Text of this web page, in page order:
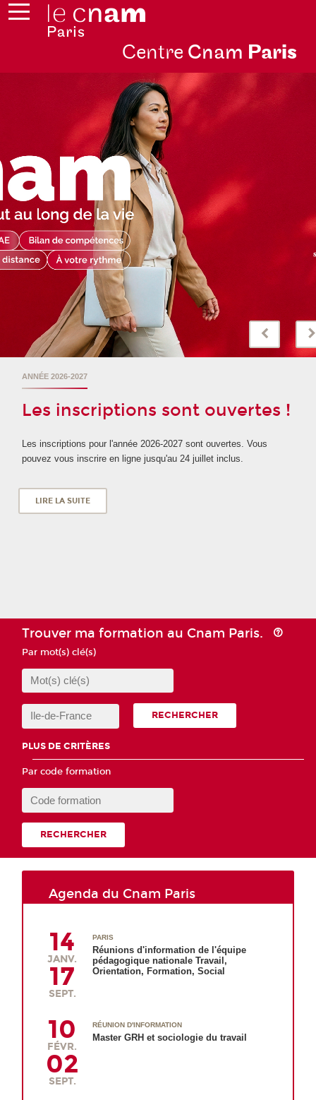
Centre Cnam Paris
ANNÉE 2026-2027
Les inscriptions sont ouvertes !
Les inscriptions pour l'année 2026-2027 sont ouvertes. Vous
pouvez vous inscrire en ligne jusqu'au 24 juillet inclus.
LIRE LA SUITE
Trouver ma formation au Cnam Paris.
Par mot(s) clé(s)
RECHERCHER
PLUS DE CRITÈRES
Par code formation
RECHERCHER
Agenda du Cnam Paris
14
JANV.
17
SEPT.
PARIS
Réunions d'information de l'équipe
pédagogique nationale Travail,
Orientation, Formation, Social
10
FÉVR.
02
SEPT.
RÉUNION D'INFORMATION
Master GRH et sociologie du travail